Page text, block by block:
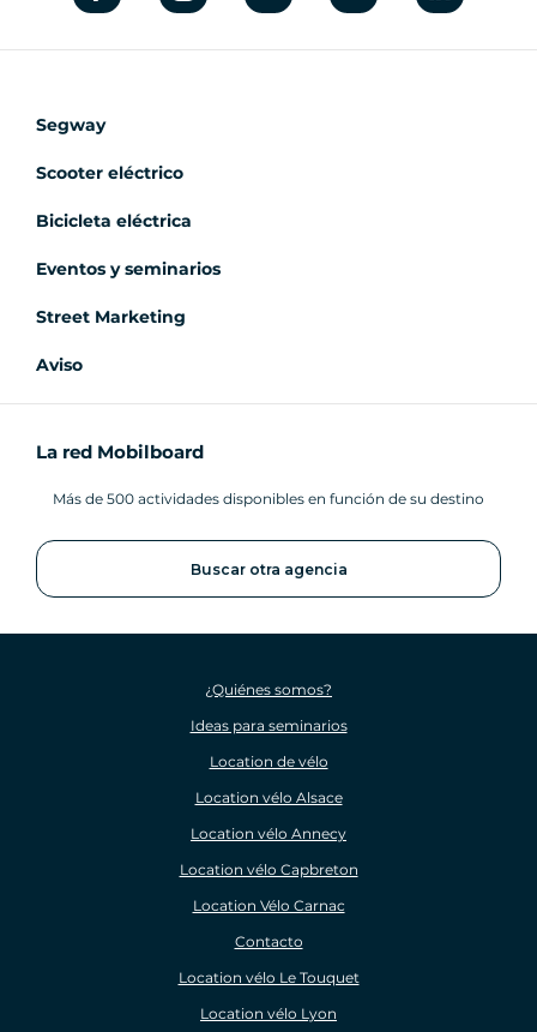
Segway
Scooter eléctrico
Bicicleta eléctrica
Eventos y seminarios
Street Marketing
Aviso
La red Mobilboard
Más de 500 actividades disponibles en función de su destino
Buscar otra agencia
¿Quiénes somos?
Ideas para seminarios
Location de vélo
Location vélo Alsace
Location vélo Annecy
Location vélo Capbreton
Location Vélo Carnac
Contacto
Location vélo Le Touquet
Location vélo Lyon